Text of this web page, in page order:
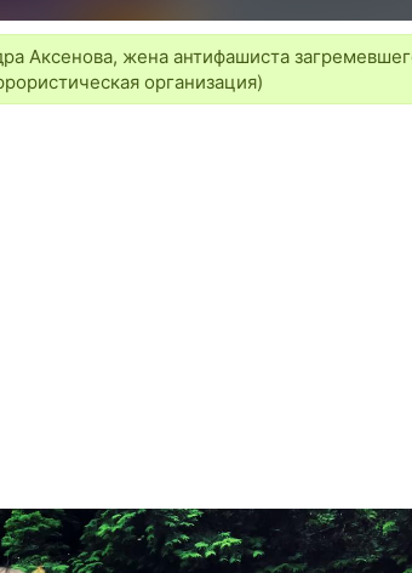
Аксенова, жена антифашиста
организация)